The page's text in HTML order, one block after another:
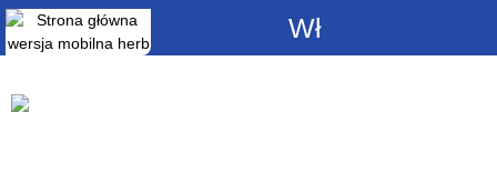
Włącz
powiadomienia